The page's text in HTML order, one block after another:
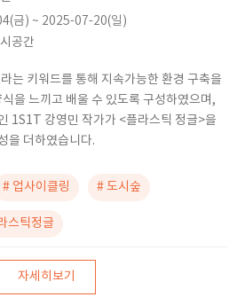
금) ~ 2025-07-20(일)
공간
는 키워드를 통해 지속가능한 환경 구축을
을 느끼고 배울 수 있도록 구성하였으며,
1S1T 강영민 작가가 <플라스틱 정글>을
을 더하였습니다.
# 업사이클링 # 도시숲
스틱정글
자세히보기